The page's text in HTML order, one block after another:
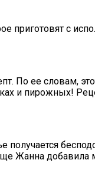
приготовят с
По ее словам,
и пирожных!
Жанна добавила